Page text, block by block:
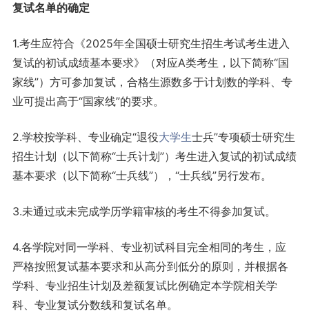
复试名单的确定
1.考生应符合《2025年全国硕士研究生招生考试考生进入
复试的初试成绩基本要求》（对应A类考生，以下简称“国
家线”）方可参加复试，合格生源数多于计划数的学科、专
业可提出高于“国家线”的要求。
2.学校按学科、专业确定“退役大学生士兵”专项硕士研究生
招生计划（以下简称“士兵计划”）考生进入复试的初试成绩
基本要求（以下简称“士兵线”），“士兵线”另行发布。
3.未通过或未完成学历学籍审核的考生不得参加复试。
4.各学院对同一学科、专业初试科目完全相同的考生，应
严格按照复试基本要求和从高分到低分的原则，并根据各
学科、专业招生计划及差额复试比例确定本学院相关学
科、专业复试分数线和复试名单。